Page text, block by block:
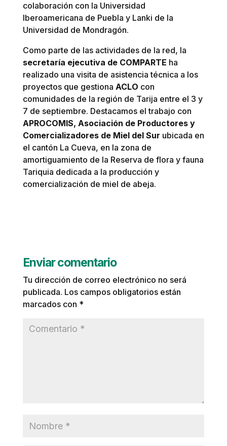
colaboración con la Universidad
Iberoamericana de Puebla y Lanki de la
Universidad de Mondragón.
Como parte de las actividades de la red, la
secretaría ejecutiva de COMPARTE ha
realizado una visita de asistencia técnica a los
proyectos que gestiona ACLO con
comunidades de la región de Tarija entre el 3 y
7 de septiembre. Destacamos el trabajo con
APROCOMIS, Asociación de Productores y
Comercializadores de Miel del Sur ubicada en
el cantón La Cueva, en la zona de
amortiguamiento de la Reserva de flora y fauna
Tariquia dedicada a la producción y
comercialización de miel de abeja.
Enviar comentario
Tu dirección de correo electrónico no será
publicada. Los campos obligatorios están
marcados con *